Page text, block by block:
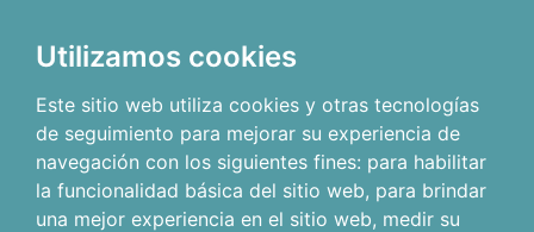
Utilizamos cookies
Este sitio web utiliza cookies y otras tecnologías
de seguimiento para mejorar su experiencia de
navegación con los siguientes fines: para habilitar
la funcionalidad básica del sitio web, para brindar
una mejor experiencia en el sitio web, medir su